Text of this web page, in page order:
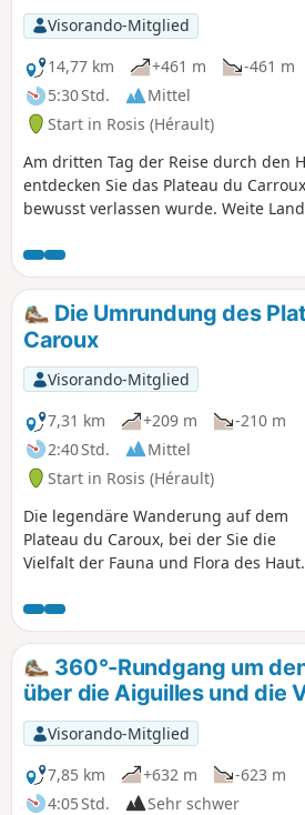
Visorando-Mitglied
14,77 km
+461 m
-461 m
5:30 Std.
Mittel
Start in Rosis (Hérault)
Am dritten Tag der Reise durch den
entdecken Sie das Plateau du
bewusst verlassen wurde. Weite
Markierungen auf der Karte besteht
Wanderung zu verkürzen oder
ein guter Orientierungssinn mehr als
Die Umrundung des
Caroux
Visorando-Mitglied
7,31 km
+209 m
-210 m
2:40 Std.
Mittel
Start in Rosis (Hérault)
Die legendäre Wanderung auf dem
Plateau du Caroux, bei der Sie die
Vielfalt der Fauna und Flora des Haut
können: Laub- und Nadelwälder,
Moore, Orientierungstafel, Ginster-
Heideflächen. Genießen Sie den
Blick auf die umliegenden Berge und
Täler.
360°-Rundgang um
über die Aiguilles und die
Visorando-Mitglied
7,85 km
+632 m
-623 m
4:05 Std.
Sehr schwer